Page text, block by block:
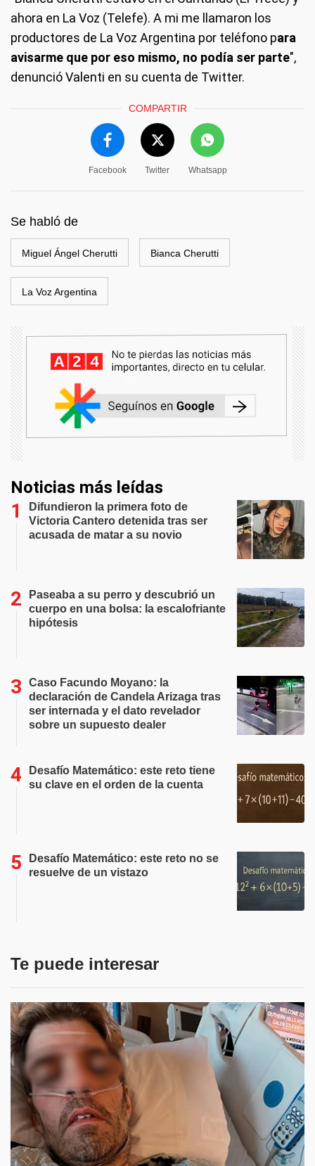
ahora en La Voz (Telefe). A mi me llamaron los
productores de La Voz Argentina por teléfono para
avisarme que por eso mismo, no podía ser parte",
denunció Valenti en su cuenta de Twitter.
COMPARTIR
Facebook Twitter Whatsapp
Se habló de
Miguel Ángel Cherutti Bianca Cherutti
La Voz Argentina
Noticias más leídas
Difundieron la primera foto de
Victoria Cantero detenida tras ser
acusada de matar a su novio
Paseaba a su perro y descubrió un
cuerpo en una bolsa: la escalofriante
hipótesis
Caso Facundo Moyano: la
declaración de Candela Arizaga tras
ser internada y el dato revelador
sobre un supuesto dealer
Desafío Matemático: este reto tiene
su clave en el orden de la cuenta
Desafío Matemático: este reto no se
resuelve de un vistazo
Te puede interesar